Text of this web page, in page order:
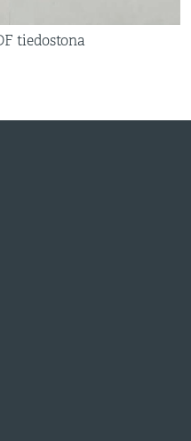
tiedostona